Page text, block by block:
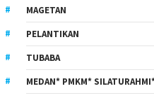
MAGETAN
PELANTIKAN
TUBABA
MEDAN* PMKM*